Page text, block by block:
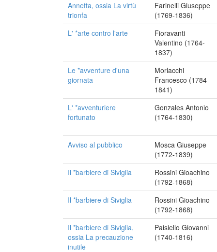
Annetta, ossia La virtù
trionfa
Farinelli Giuseppe
(1769-1836)
L' *arte contro l'arte
Fioravanti
Valentino (1764-
1837)
Le *avventure d'una
giornata
Morlacchi
Francesco (1784-
1841)
L' *avventuriere
fortunato
Gonzales Antonio
(1764-1830)
Avviso al pubblico
Mosca Giuseppe
(1772-1839)
Il *barbiere di Siviglia
Rossini Gioachino
(1792-1868)
Il *barbiere di Siviglia
Rossini Gioachino
(1792-1868)
Il *barbiere di Siviglia,
ossia La precauzione
inutile
Paisiello Giovanni
(1740-1816)